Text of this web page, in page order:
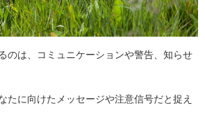
のは、コミュニケーションや警告、知らせ
たに向けたメッセージや注意信号だと捉え